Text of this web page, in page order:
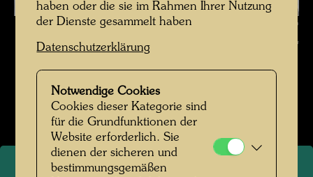
Hundertwasser mit Yuko Ikewada , Fotograf: Aldo Fasolo ©
Hundertwasser Archiv
Bildergalerie öffnen
haben oder die sie im Rahmen Ihrer Nutzung
der Dienste gesammelt haben
Datenschutzerklärung
Notwendige Cookies
Cookies dieser Kategorie sind
für die Grundfunktionen der
Website erforderlich. Sie
dienen der sicheren und
bestimmungsgemäßen